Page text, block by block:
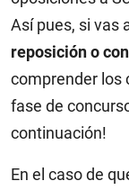
Así pues, si vas
reposición o
comprender los
fase de
continuación!
En el caso de